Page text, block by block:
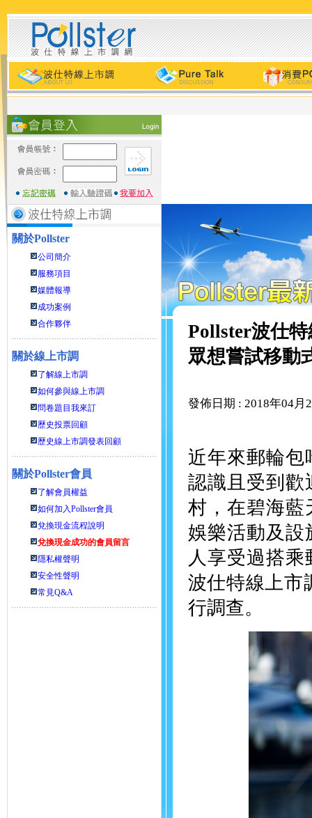
關於Pollster
公司簡介
服務項目
媒體報導
成功案例
合作夥伴
關於線上市調
了解線上市調
如何參與線上市調
問卷題目我來訂
歷史投票回顧
歷史線上市調發表回顧
關於Pollster會員
了解會員權益
如何加入Pollster會員
兌換現金流程說明
兌換現金成功的會員留言
隱私權聲明
安全性聲明
常見Q&A
Pollster波仕
眾想嘗試移動
發佈日期 : 2018年04月
近年來郵輪包
認識且受到歡
村，在碧海藍
娛樂活動及設
人享受過搭
波仕特線上市
行調查。